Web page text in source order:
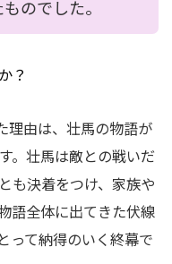
のでした。
？
理由は、壮馬の物語が
。壮馬は敵との戦いだ
も決着をつけ、家族や
語全体に出てきた伏線
って納得のいく終幕で